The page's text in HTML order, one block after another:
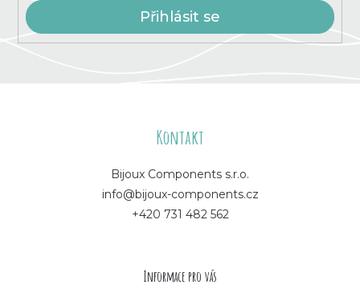
Přihlásit se
Kontakt
Bijoux Components s.r.o.
info@bijoux-components.cz
+420 731 482 562
Informace pro vás